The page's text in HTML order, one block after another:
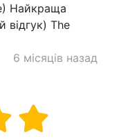
Найкраща
відгук) The
6 місяців назад